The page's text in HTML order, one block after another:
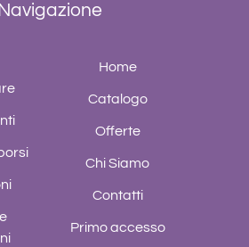
Navigazione
Home
Catalogo
Offerte
Chi Siamo
Contatti
Primo accesso